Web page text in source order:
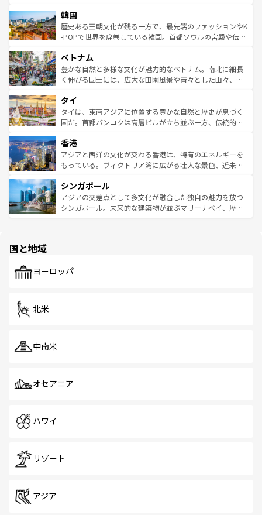
ワイを、存分に味わってほしい。 なお、新着のハワイ情報
はコンテンツ一覧を参照してほしい。
いる。アクティビティも充実しており、サーフィンやダイ
ビング、ハイキングなど、アウトドア好きにはたまらな
い。オーストラリアの多彩な魅力を存分に味わいつくそ
参照してほしい。
ン）、静ひつな山岳地帯である台湾東部など、都市の喧騒
と山間の静けさが共存しており、訪れる人に新しい発見と
驚きをもたらしてくれる。また、奥深い台湾の食文化も魅
容にもいいと評判のスイーツなど、バラエティ豊かな料理
が味わえる。 なお、新着の台湾情報は コンテンツ一覧を参
照してほしい。
韓国
歴史ある王朝文化が残る一方で、最先端のファッションやK
-POPで世界を席巻している韓国。首都ソウルの宮殿や伝統
き、地方に足を延ばせば四季折々の自然美を楽しむことが
できる。そして、キムチや焼肉、絶品のストリートフード
まで、さまざまな韓国料理が待っている。夜には、韓国な
リティに包まれながら、韓国の多彩な魅力を心ゆくまで味
わってみてほしい。 なお、新着の韓国情報はコンテンツ一
覧を参照してほしい。
ベトナム
豊かな自然と多様な文化が魅力的なベトナム。南北に細長
く伸びる国土には、広大な田園風景や青々とした山々、世
急速な発展と共に伝統が息づく。ハノイの古い町並みやホ
ーチミン市のフランス統治時代の建物も、独特の雰囲気を
醸し出している。また、バラエティの豊かさとおいしさで
とつ。フォーやバインミー、ベトナムコーヒーなどは、ぜ
ひ現地で味わいたい。どの地域を訪れてもあたたかい人々
が旅行者を迎えてくれるので、きっと忘れられない旅にな
参照してほしい。
タイ
タイは、東南アジアに位置する豊かな自然と歴史が息づく
国だ。首都バンコクは高層ビルが立ち並ぶ一方、伝統的な
の活気が交差している。北部ではチェンマイなどの山岳地
帯で自然と触れ合い、南部ではプーケットやクラビの美し
いビーチでリゾート気分を楽しむことができる。タイ料理
激する。気候は一年中温暖で、どの季節にも異なる楽しみ
が待っている。親しみやすいタイの人々、仏教を中心とし
た文化、そして多様な観光資源が、訪れる旅人を魅了し続
香港
アジアと西洋の文化が交わる香港は、特有のエネルギーを
もっている。ヴィクトリア湾に広がる壮大な景色、近未来
み、どこを訪れても感動するはず。観光スポットが密集し
ており、効率よく見どころを回れるのも魅力。息をのむよ
うな絶景から文化的な体験まで、香港を存分に楽しみ尽く
シンガポール
アジアの交差点として多文化が融合した独自の魅力を放つ
シンガポール。未来的な建築物が並ぶマリーナベイ、歴史
で、ホーカーズは地元の風情を楽しめる外せないスポット
国と地域
ヨーロッパ
北米
中南米
オセアニア
ハワイ
リゾート
アジア